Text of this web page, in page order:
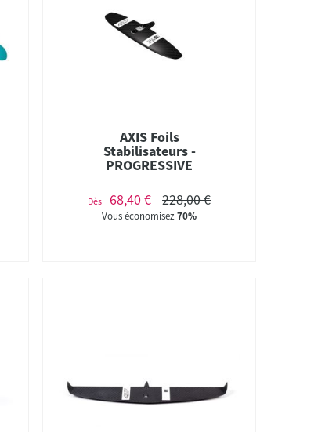
AXIS Foils
Stabilisateurs -
PROGRESSIVE
Dès 68,40 € 228,00 €
Vous économisez70%